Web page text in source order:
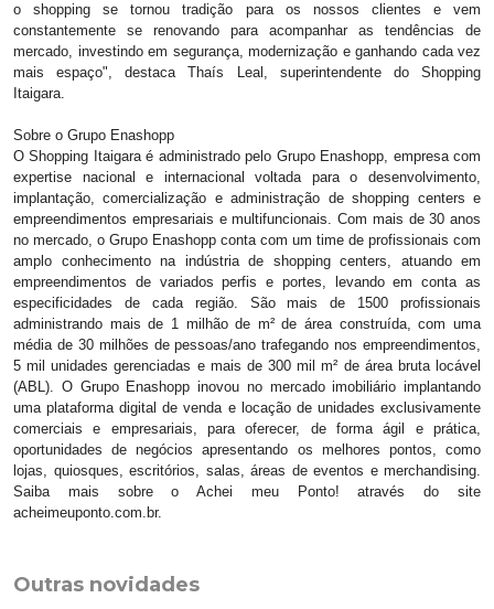
o shopping se tornou tradição para os nossos clientes e vem
constantemente se renovando para acompanhar as tendências de
mercado, investindo em segurança, modernização e ganhando cada vez
mais espaço", destaca Thaís Leal, superintendente do Shopping
Itaigara.
Sobre o Grupo Enashopp
O Shopping Itaigara é administrado pelo Grupo Enashopp, empresa com
expertise nacional e internacional voltada para o desenvolvimento,
implantação, comercialização e administração de shopping centers e
empreendimentos empresariais e multifuncionais. Com mais de 30 anos
no mercado, o Grupo Enashopp conta com um time de profissionais com
amplo conhecimento na indústria de shopping centers, atuando em
empreendimentos de variados perfis e portes, levando em conta as
especificidades de cada região. São mais de 1500 profissionais
administrando mais de 1 milhão de m² de área construída, com uma
média de 30 milhões de pessoas/ano trafegando nos empreendimentos,
5 mil unidades gerenciadas e mais de 300 mil m² de área bruta locável
(ABL). O Grupo Enashopp inovou no mercado imobiliário implantando
uma plataforma digital de venda e locação de unidades exclusivamente
comerciais e empresariais, para oferecer, de forma ágil e prática,
oportunidades de negócios apresentando os melhores pontos, como
lojas, quiosques, escritórios, salas, áreas de eventos e merchandising.
Saiba mais sobre o Achei meu Ponto! através do site
acheimeuponto.com.br.
Outras novidades